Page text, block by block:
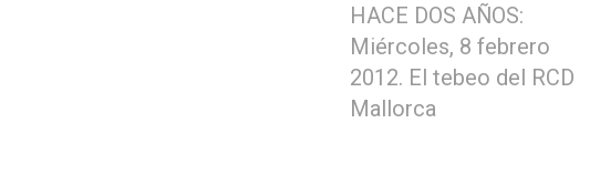
HACE DOS AÑOS:
Miércoles, 8 febrero
2012. El tebeo del RCD
Mallorca